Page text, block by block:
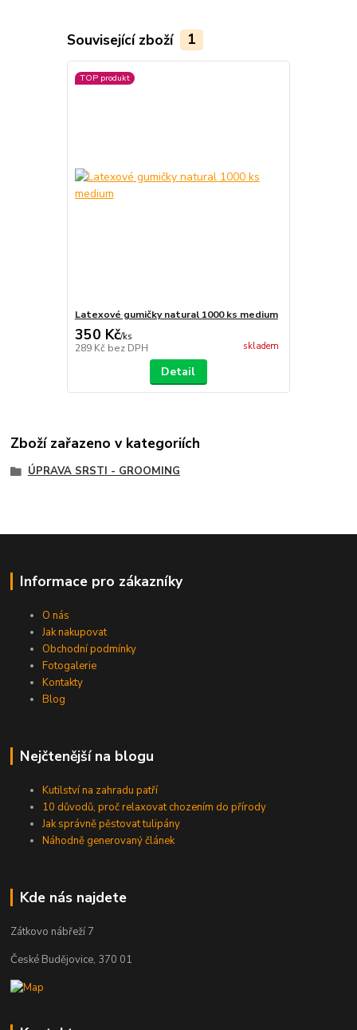
Související zboží 1
TOP produkt
Latexové gumičky natural 1000 ks medium
350 Kč/ks
289 Kč bez DPH skladem
Detail
Zboží zařazeno v kategoriích
ÚPRAVA SRSTI - GROOMING
Informace pro zákazníky
O nás
Jak nakupovat
Obchodní podmínky
Fotogalerie
Kontakty
Blog
Nejčtenější na blogu
Kutilství na zahradu patří
10 důvodů, proč relaxovat chozením do přírody
Jak správně pěstovat tulipány
Náhodně generovaný článek
Kde nás najdete
Zátkovo nábřeží 7
České Budějovice, 370 01